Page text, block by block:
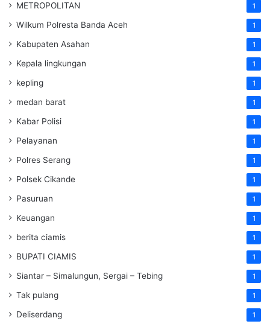
METROPOLITAN 1
Wilkum Polresta Banda Aceh 1
Kabupaten Asahan 1
Kepala lingkungan 1
kepling 1
medan barat 1
Kabar Polisi 1
Pelayanan 1
Polres Serang 1
Polsek Cikande 1
Pasuruan 1
Keuangan 1
berita ciamis 1
BUPATI CIAMIS 1
Siantar – Simalungun, Sergai – Tebing 1
Tak pulang 1
Deliserdang 1